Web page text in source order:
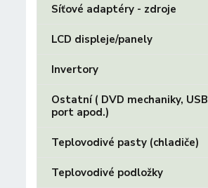
Síťové adaptéry - zdroje
LCD displeje/panely
Invertory
Ostatní ( DVD mechaniky, USB
port apod.)
Teplovodivé pasty (chladiče)
Teplovodivé podložky